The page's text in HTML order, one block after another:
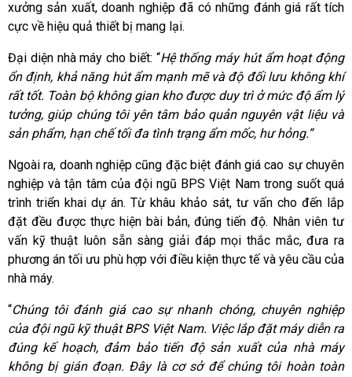
xưởng sản xuất, doanh nghiệp đã có những đánh giá rất tích
cực về hiệu quả thiết bị mang lại.
Đại diện nhà máy cho biết: “Hệ thống máy hút ẩm hoạt động
ổn định, khả năng hút ẩm mạnh mẽ và độ đối lưu không khí
rất tốt. Toàn bộ không gian kho được duy trì ở mức độ ẩm lý
tưởng, giúp chúng tôi yên tâm bảo quản nguyên vật liệu và
sản phẩm, hạn chế tối đa tình trạng ẩm mốc, hư hỏng.”
Ngoài ra, doanh nghiệp cũng đặc biệt đánh giá cao sự chuyên
nghiệp và tận tâm của đội ngũ BPS Việt Nam trong suốt quá
trình triển khai dự án. Từ khâu khảo sát, tư vấn cho đến lắp
đặt đều được thực hiện bài bản, đúng tiến độ. Nhân viên tư
vấn kỹ thuật luôn sẵn sàng giải đáp mọi thắc mắc, đưa ra
phương án tối ưu phù hợp với điều kiện thực tế và yêu cầu của
nhà máy.
“Chúng tôi đánh giá cao sự nhanh chóng, chuyên nghiệp
của đội ngũ kỹ thuật BPS Việt Nam. Việc lắp đặt máy diễn ra
đúng kế hoạch, đảm bảo tiến độ sản xuất của nhà máy
không bị gián đoạn. Đây là cơ sở để chúng tôi hoàn toàn